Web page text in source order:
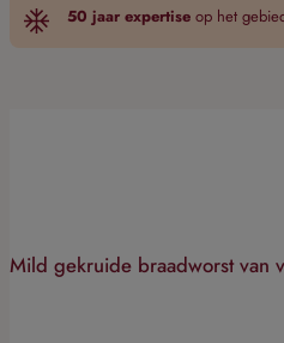
50 jaar expertise op het
Mild gekruide braadworst van